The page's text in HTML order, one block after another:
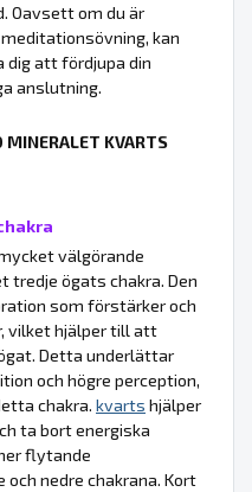
Oavsett om du är
kan
dig att fördjupa din
anslutning.
MINERALET KVARTS
välgörande
tredje ögats chakra. Den
som förstärker och
vilket hjälper till att
Detta underlättar
och högre perception,
chakra. kvarts hjälper
ta bort energiska
flytande
nedre chakrana. Kort